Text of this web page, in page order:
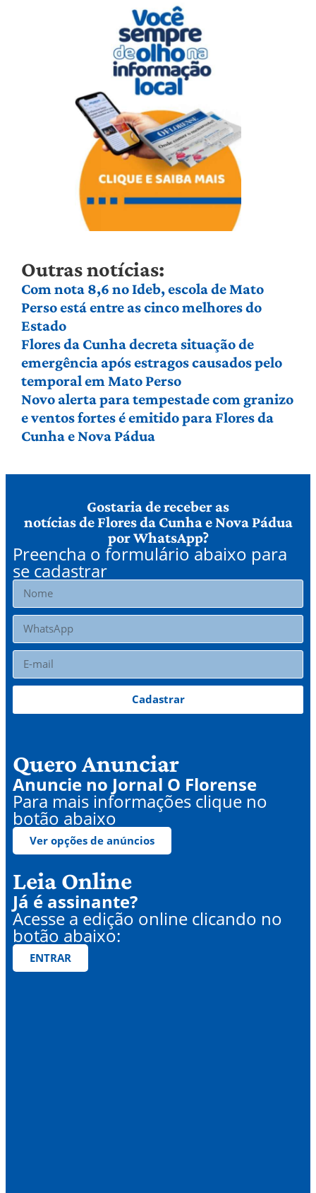
Outras notícias:
Com nota 8,6 no Ideb, escola de Mato
Perso está entre as cinco melhores do
Estado
Flores da Cunha decreta situação de
emergência após estragos causados pelo
temporal em Mato Perso
Novo alerta para tempestade com granizo
e ventos fortes é emitido para Flores da
Cunha e Nova Pádua
Gostaria de receber as
notícias de Flores da Cunha e Nova Pádua
por WhatsApp?
Preencha o formulário abaixo para
se cadastrar
Cadastrar
Quero Anunciar
Anuncie no Jornal O Florense
Para mais informações clique no
botão abaixo
Ver opções de anúncios
Leia Online
Já é assinante?
Acesse a edição online clicando no
botão abaixo:
ENTRAR